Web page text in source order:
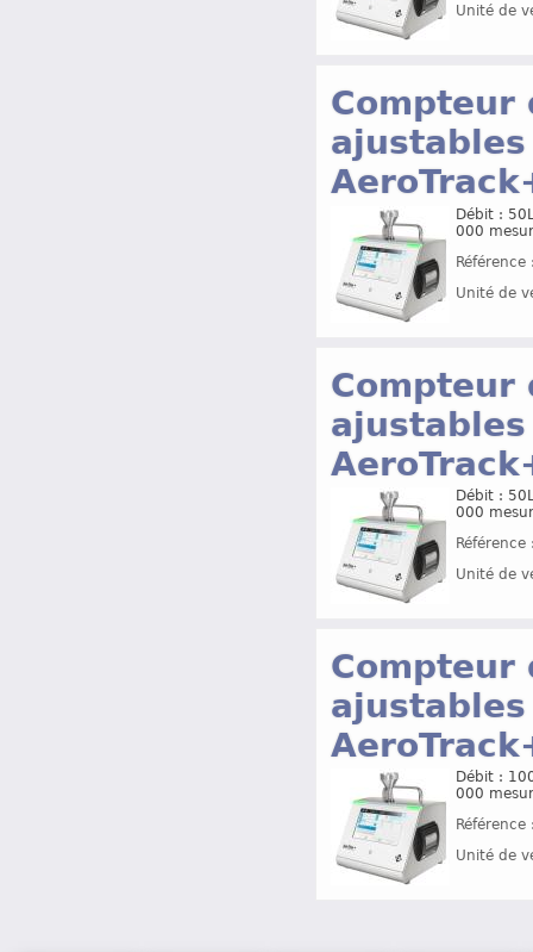
Unité de
Compteur
Débit :
000
Unité de
Compteur
Débit :
000
Unité de
Compteur
Débit :
000
Unité de